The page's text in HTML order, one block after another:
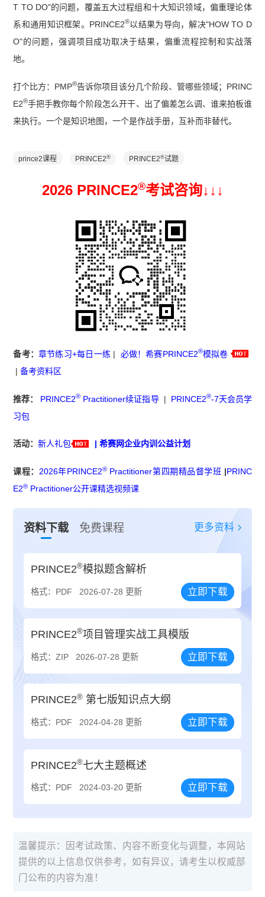
T TO DO"的问题，覆盖五大过程组和十大知识领域，偏重理论体
系和通用知识框架。PRINCE2®以结果为导向，解决"HOW TO D
O"的问题，强调项目成功取决于结果，偏重流程控制和实战落
地。
打个比方：PMP®告诉你项目该分几个阶段、管哪些领域；PRINC
E2®手把手教你每个阶段怎么开干、出了偏差怎么调、谁来拍板谁
来执行。一个是知识地图，一个是作战手册，互补而非替代。
prince2课程 PRINCE2® PRINCE2®试题
2026 PRINCE2®考试咨询↓ ↓ ↓
备考：章节练习+每日一练 | 必做！希赛PRINCE2®模拟卷
|备考资料区
推荐： PRINCE2® Practitioner续证指导 | PRINCE2®-7天会员学
习包
活动：新人礼包 | 希赛网企业内训公益计划
课程： 2026年PRINCE2®Practitioner第四期精品督学班 |PRINC
E2® Practitioner公开课精选视频课
资料下载 免费课程 更多资料
PRINCE2®模拟题含解析
格式：PDF 2026-07-28 更新 立即下载
PRINCE2®项目管理实战工具模版
格式：ZIP 2026-07-28 更新 立即下载
PRINCE2® 第七版知识点大纲
格式：PDF 2024-04-28 更新 立即下载
PRINCE2®七大主题概述
格式：PDF 2024-03-20 更新 立即下载
温馨提示：因考试政策、内容不断变化与调整，本网站
提供的以上信息仅供参考，如有异议，请考生以权威部
门公布的内容为准！